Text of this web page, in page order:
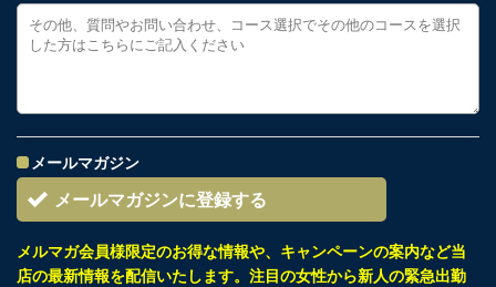
メールマガジン
メールマガジンに登録する
メルマガ会員様限定のお得な情報や、キャンペーンの案内など当
店の最新情報を配信いたします。注目の女性から新人の緊急出勤